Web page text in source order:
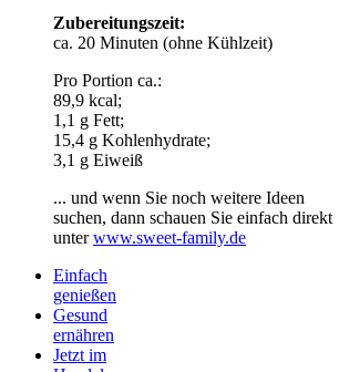
Zubereitungszeit:
ca. 20 Minuten (ohne Kühlzeit)
Pro Portion ca.:
89,9 kcal;
1,1 g Fett;
15,4 g Kohlenhydrate;
3,1 g Eiweiß
... und wenn Sie noch weitere Ideen
suchen, dann schauen Sie einfach direkt
unterwww.sweet-family.de
Einfach
genießen
Gesund
ernähren
Jetzt im